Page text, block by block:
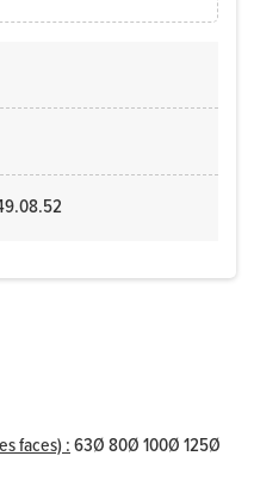
faces) :63Ø 80Ø 100Ø 125Ø